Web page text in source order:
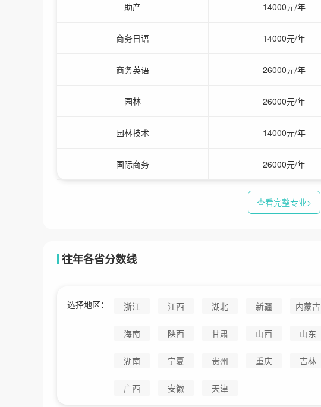
助产 14000元/年
商务日语 14000元/年
商务英语 26000元/年
园林 26000元/年
园林技术 14000元/年
国际商务 26000元/年
查看完整专业>
往年各省分数线
选择地区： 浙江 江西 湖北 新疆 内蒙古
海南 陕西 甘肃 山西 山东
湖南 宁夏 贵州 重庆 吉林
广西 安徽 天津